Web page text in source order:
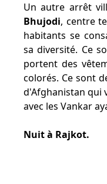
Un autre arrêt
Bhujodi, centre
habitants se
sa diversité. Ce
portent des
colorés. Ce sont
d'Afghanistan qui
avec les Vankar
Nuit à Rajkot.